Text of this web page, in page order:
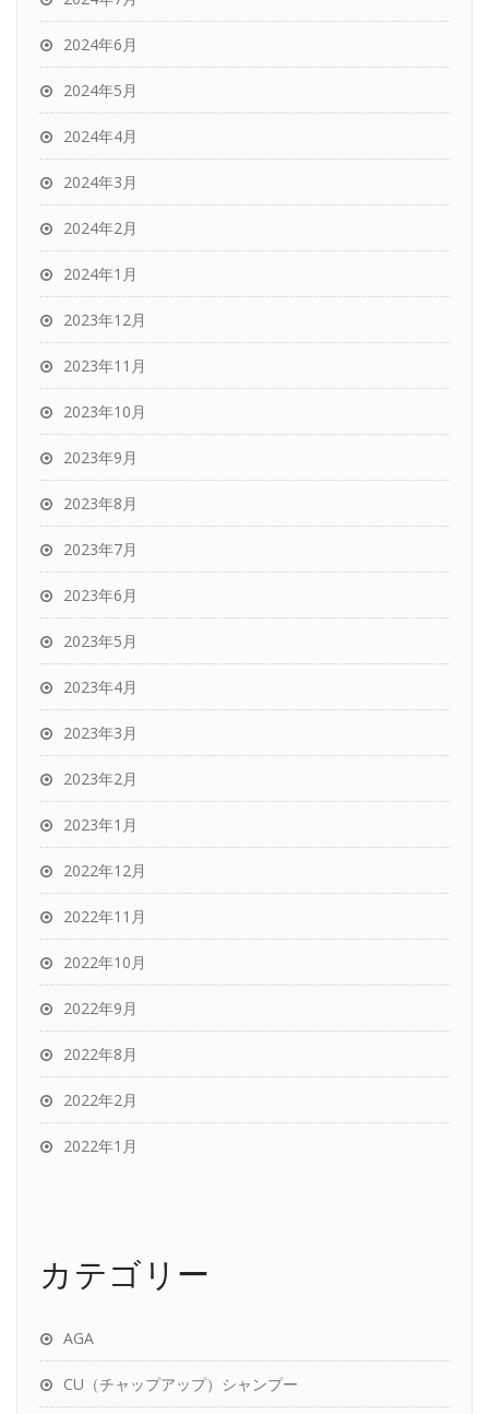
2024年6月
2024年5月
2024年4月
2024年3月
2024年2月
2024年1月
2023年12月
2023年11月
2023年10月
2023年9月
2023年8月
2023年7月
2023年6月
2023年5月
2023年4月
2023年3月
2023年2月
2023年1月
2022年12月
2022年11月
2022年10月
2022年9月
2022年8月
2022年2月
2022年1月
カテゴリー
AGA
CU（チャップアップ）シャンプー